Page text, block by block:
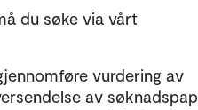
du søke via vårt
vurdering av
av